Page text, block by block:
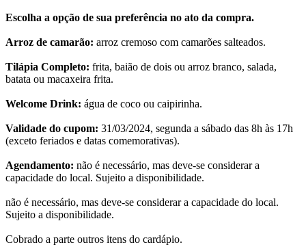
Escolha a opção de sua preferência no ato da compra.
Arroz de camarão: arroz cremoso com camarões salteados.
Tilápia Completo: frita, baião de dois ou arroz branco, salada,
batata ou macaxeira frita.
Welcome Drink: água de coco ou caipirinha.
Validade do cupom: 31/03/2024, segunda a sábado das 8h às 17h
(exceto feriados e datas comemorativas).
Agendamento: não é necessário, mas deve-se considerar a
capacidade do local. Sujeito a disponibilidade.
não é necessário, mas deve-se considerar a capacidade do local.
Sujeito a disponibilidade.
Cobrado a parte outros itens do cardápio.